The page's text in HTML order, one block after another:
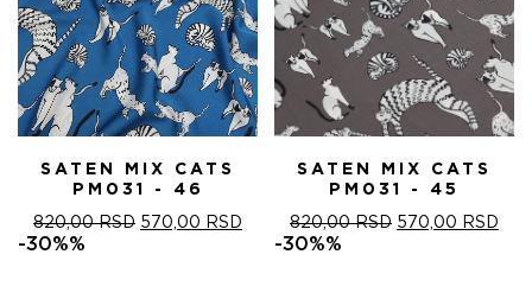
SATEN MIX CATS
PM031 - 46
820,00RSD ОРИГИНАЛНА
570,00 RSD ТРЕНУТНА
ЦЕНА
-30%%
SATEN MIX CATS
PM031 - 45
820,00RSD ОРИГИНАЛНА
570,00 RSD
-30%%